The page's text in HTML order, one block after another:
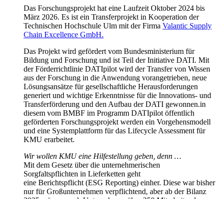
Das Forschungsprojekt hat eine Laufzeit Oktober 2024 bis
März 2026. Es ist ein Transferprojekt in Kooperation der
Technischen Hochschule Ulm mit der Firma Valantic Supply
Chain Excellence GmbH.​
Das Projekt wird gefördert vom Bundesministerium für
Bildung und Forschung und ist Teil der Initiative DATI. Mit
der Förderrichtlinie DATIpilot wird der Transfer von Wissen
aus der Forschung in die Anwendung vorangetrieben, neue
Lösungsansätze für gesellschaftliche Herausforderungen
generiert und wichtige Erkenntnisse für die Innovations- und
Transferförderung und den Aufbau der DATI gewonnen.​in
diesem vom BMBF im Programm DATIpilot öffentlich
geförderten Forschungsprojekt werden ein Vorgehensmodell
und eine Systemplattform für das Lifecycle Assessment für
KMU erarbeitet.
Wir wollen KMU eine Hilfestellung geben, denn …
Mit dem Gesetz über die unternehmerischen
Sorgfaltspflichten in Lieferketten geht
eine Berichtspflicht (ESG Reporting) einher. Diese war bisher
nur für Großunternehmen verpflichtend, aber ab der Bilanz